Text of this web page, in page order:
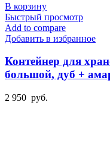
В корзину
Быстрый просмотр
Add to compare
Добавить в избранное
Контейнер для
большой, дуб +
2 950 руб.